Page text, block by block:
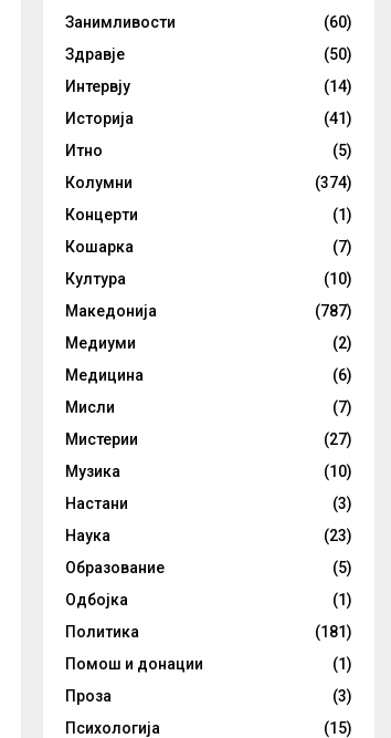
Занимливости
(60)
Здравје
(50)
Интервју
(14)
Историја
(41)
Итно
(5)
Колумни
(374)
Концерти
(1)
Кошарка
(7)
Култура
(10)
Македонија
(787)
Медиуми
(2)
Медицина
(6)
Мисли
(7)
Мистерии
(27)
Музика
(10)
Настани
(3)
Наука
(23)
Образование
(5)
Одбојка
(1)
Политика
(181)
Помош и донации
(1)
Проза
(3)
Психологија
(15)